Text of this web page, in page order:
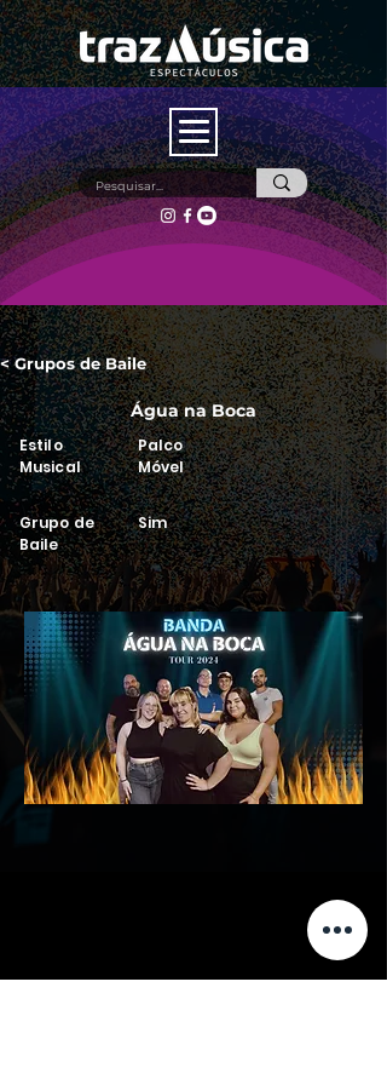
< Grupos de Baile
Água na Boca
Estilo
Musical
Palco
Móvel
Grupo de
Baile
Sim